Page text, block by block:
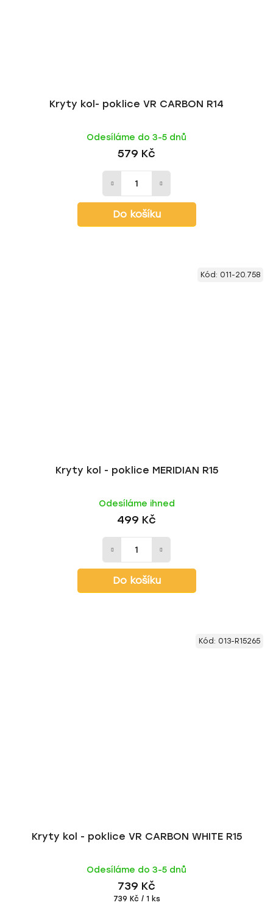
Kryty kol- poklice VR CARBON R14
Odesíláme do 3-5 dnů
579 Kč
Do košíku
Kryty kol - poklice MERIDIAN R15
Odesíláme ihned
499 Kč
Do košíku
Kód: 011-20.758
Kryty kol - poklice VR CARBON WHITE R15
Odesíláme do 3-5 dnů
739 Kč
Měrná
739 Kč / 1 ks
Kód: 013-R15265